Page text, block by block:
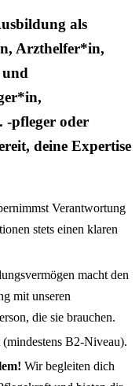
als
Arzthelfer*in,
und
-pfleger oder
deine Expertise
Verantwortung
stets einen klaren
macht den
mit unseren
die sie brauchen.
B2-Niveau).
Wir begleiten dich